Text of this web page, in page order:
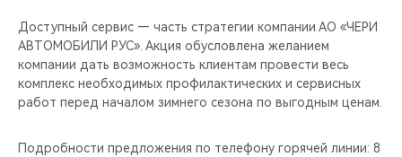
ВИДЕООБЗОРЫ
CHERY ДЛЯ ДЕТЕЙ
Доступный сервис — часть стратегии компании АО «ЧЕРИ
АВТОМОБИЛИ РУС». Акция обусловлена желанием
компании дать возможность клиентам провести весь
комплекс необходимых профилактических и сервисных
работ перед началом зимнего сезона по выгодным ценам.
Подробности предложения по телефону горячей линии: 8